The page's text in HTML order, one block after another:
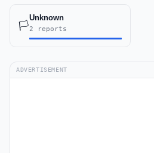
🏳️
Unknown
2 reports
ADVERTISEMENT